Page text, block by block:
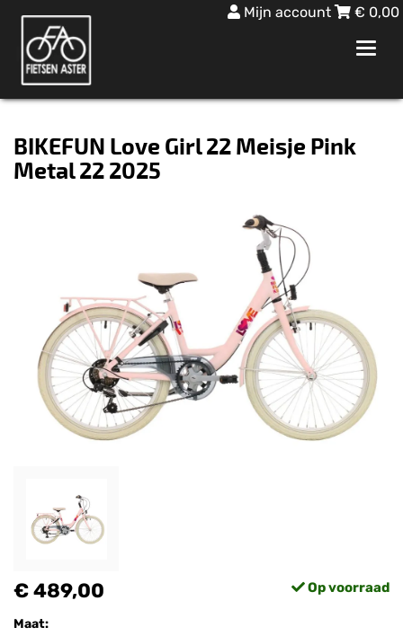
Mijn account € 0,00
BIKEFUN Love Girl 22 Meisje Pink
Metal 22 2025
€ 489,00 Op voorraad
Maat: